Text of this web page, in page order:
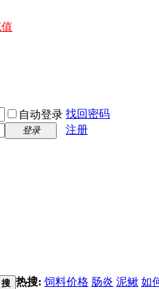
自动登录 找回密码
登录
注册
搜 热搜: 饲料价格 肠炎 泥鳅 如